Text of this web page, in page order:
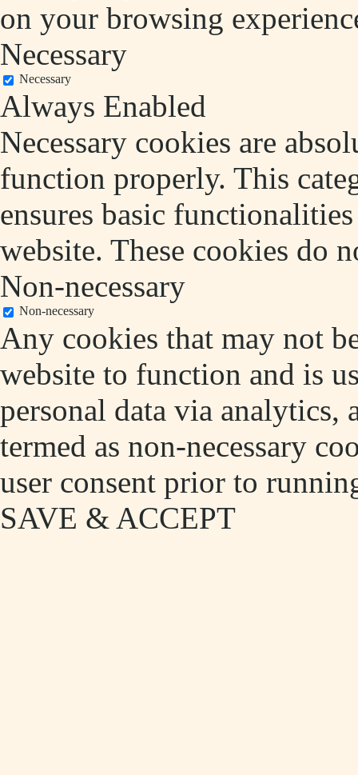
on your browsing
Necessary
Necessary
Always Enabled
Necessary cookies are
function properly. This
ensures basic
website. These cookies do
Non-necessary
Non-necessary
Any cookies that may not
website to function and is
personal data via analytics,
termed as non-necessary
user consent prior to
SAVE & ACCEPT